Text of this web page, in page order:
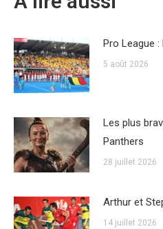
Pro League
5 août 2026
Les plus
Panthers
28 juillet 2026
Arthur et
14 juillet 2026